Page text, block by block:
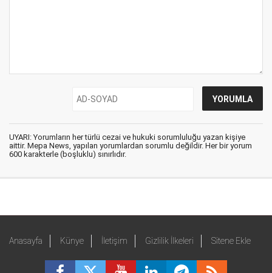
UYARI: Yorumların her türlü cezai ve hukuki sorumluluğu yazan kişiye
aittir. Mepa News, yapılan yorumlardan sorumlu değildir. Her bir yorum
600 karakterle (boşluklu) sınırlıdır.
Anasayfa Künye İletişim Gizlilik İlkeleri Sitene Ekle